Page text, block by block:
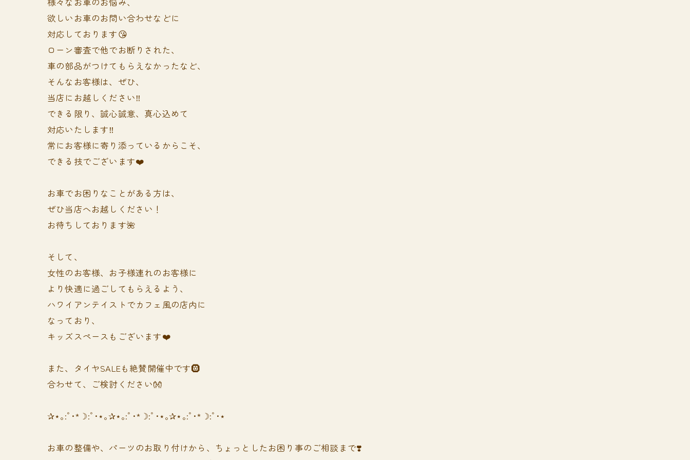
欲しいお車のお問い合わせなどに
対応しております😘
ローン審査で他でお断りされた、
車の部品がつけてもらえなかったなど、
そんなお客様は、ぜひ、
当店にお越しください‼️
できる限り、誠心誠意、真心込めて
対応いたします‼️
常にお客様に寄り添っているからこそ、
できる技でございます❤️
お車でお困りなことがある方は、
ぜひ当店へお越しください！
お待ちしております🌺
そして、
女性のお客様、お子様連れのお客様に
より快適に過ごしてもらえるよう、
ハワイアンテイストでカフェ風の店内に
なっており、
キッズスペースもございます❤️
また、タイヤSALEも絶賛開催中です🛞
合わせて、ご検討ください👐
✰⋆｡:ﾟ･*☽:ﾟ･⋆｡✰⋆｡:ﾟ･*☽:ﾟ･⋆｡✰⋆｡:ﾟ･*☽:ﾟ･⋆
お車の整備や、パーツのお取り付けから、ちょっとしたお困り事のご相談まで❣️